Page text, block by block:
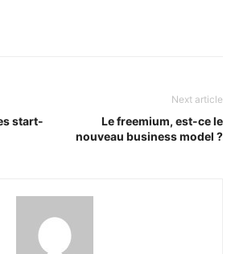
start-
Next article
Le freemium, est-ce le
nouveau business model ?